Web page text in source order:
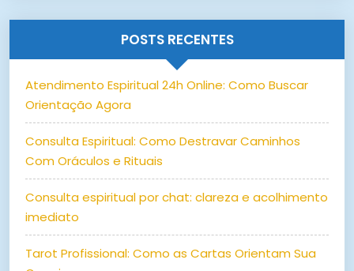
POSTS RECENTES
Atendimento Espiritual 24h Online: Como Buscar
Orientação Agora
Consulta Espiritual: Como Destravar Caminhos
Com Oráculos e Rituais
Consulta espiritual por chat: clareza e acolhimento
imediato
Tarot Profissional: Como as Cartas Orientam Sua